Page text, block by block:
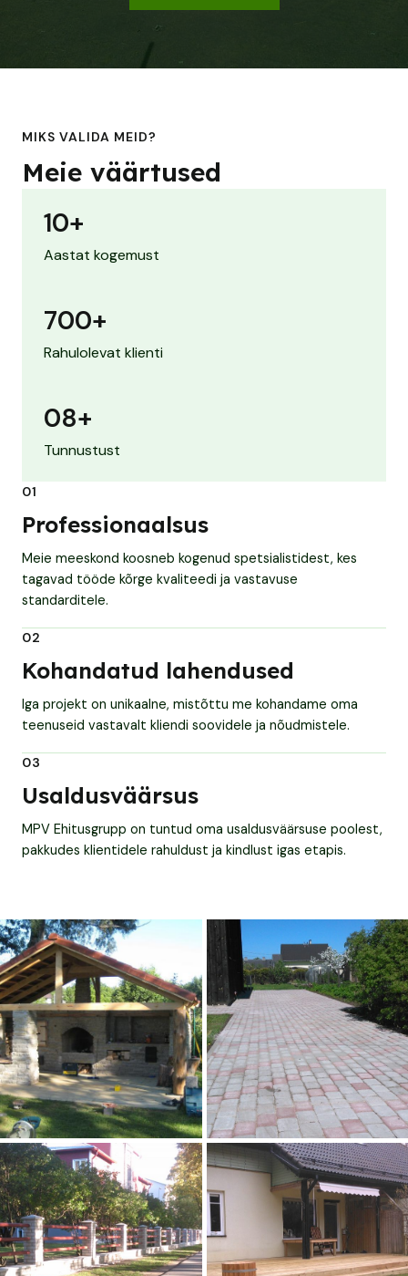
MIKS VALIDA MEID?
Meie väärtused
10+
Aastat kogemust
700+
Rahulolevat klienti
08+
Tunnustust
01
Professionaalsus
Meie meeskond koosneb kogenud spetsialistidest, kes
tagavad tööde kõrge kvaliteedi ja vastavuse
standarditele.
02
Kohandatud lahendused
Iga projekt on unikaalne, mistõttu me kohandame oma
teenuseid vastavalt kliendi soovidele ja nõudmistele.
03
Usaldusväärsus
MPV Ehitusgrupp on tuntud oma usaldusväärsuse poolest,
pakkudes klientidele rahuldust ja kindlust igas etapis.